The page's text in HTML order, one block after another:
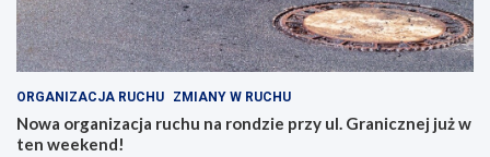
ORGANIZACJA RUCHU ZMIANY W RUCHU
Nowa organizacja ruchu na rondzie przy ul. Granicznej już w
ten weekend!